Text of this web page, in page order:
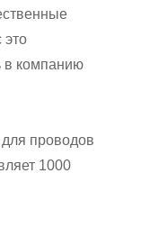
это
в компанию
проводов
1000